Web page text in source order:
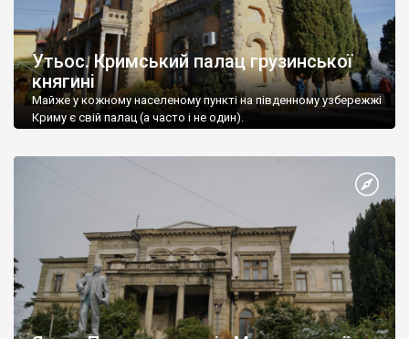
Утьос. Кримський палац грузинської
княгині
Майже у кожному населеному пункті на південному узбережжі
Криму є свій палац (а часто і не один).